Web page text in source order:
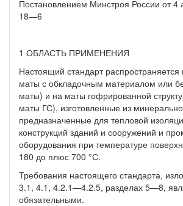
Постановлением Минстроя России от 4
18—6
1 ОБЛАСТЬ ПРИМЕНЕНИЯ
Настоящий стандарт
маты с обкладочным материалом или
маты) и на маты гофрированной
маты ГС), изготов­ленные из
предназначенные для тепловой
конструкций зданий и сооружений и
оборудования при температуре
180 до плюс 700 °С.
Требования настоящего стандарта,
3.1, 4.1, 4.2.1—4.2.5, разделах 5—8,
обязательными.